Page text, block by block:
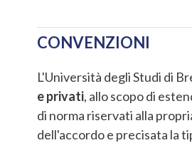
CONVENZIONI
L'Università degli Studi di
e privati, allo scopo di
di norma riservati alla
dell'accordo e precisata la